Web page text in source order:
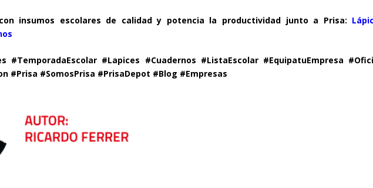
insumos escolares de calidad y potencia la productividad junto a Prisa:
#TemporadaEscolar #Lapices #Cuadernos #ListaEscolar #EquipatuEmpresa
#Prisa #SomosPrisa #PrisaDepot #Blog #Empresas